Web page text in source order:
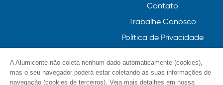
Contato
Trabalhe Conosco
Política de Privacidade
A Alumiconte não coleta nenhum dado automaticamente (cookies),
mas o seu navegador poderá estar coletando as suas informações de
navegação (cookies de terceiros). Veja mais detalhes em nossa